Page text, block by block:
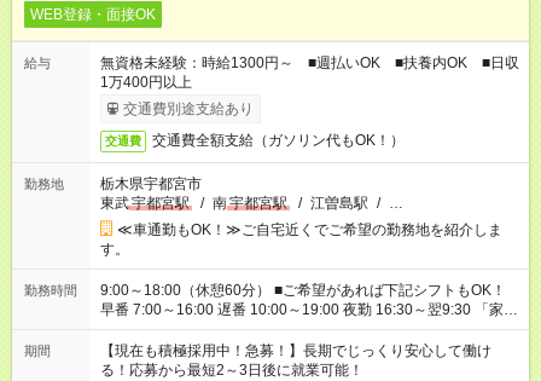
WEB登録・面接OK
給与
無資格未経験：時給1300円～ ■週払いOK ■扶養内OK ■日収
1万400円以上
交通費別途支給あり
交通費 交通費全額支給（ガソリン代もOK！）
勤務地
栃木県宇都宮市
東武宇都宮駅 / 南宇都宮駅 / 江曽島駅 / …
≪車通勤もOK！≫ご自宅近くでご希望の勤務地を紹介しま
す。
勤務時間
9:00～18:00（休憩60分） ■ご希望があれば下記シフトもOK！
早番 7:00～16:00 遅番 10:00～19:00 夜勤 16:30～翌9:30 「家族
と休みを合わせたい」 「余裕を持って夕飯の準備がしたい」
「できれば残業はしたくない」 など、ご希望を教えてください
ね。 ※Wワーク希望の方へ 今ご覧のお仕事で希望する勤務時間
期間
【現在も積極採用中！急募！】長期でじっくり安心して働け
る！応募から最短2～3日後に就業可能！